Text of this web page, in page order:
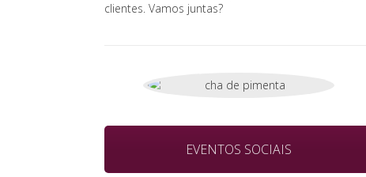
clientes. Vamos juntas?
EVENTOS SOCIAIS